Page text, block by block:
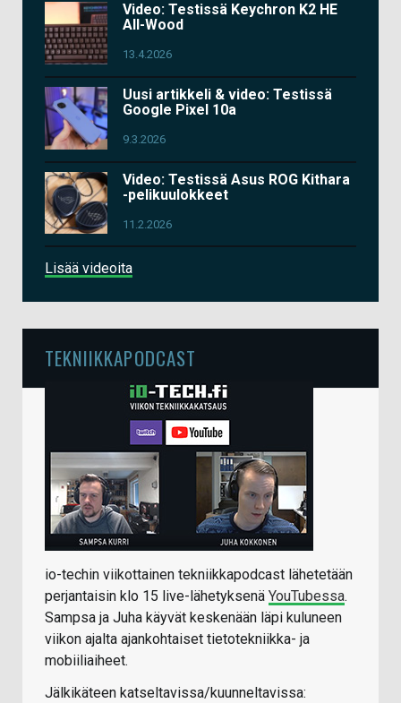
Video: Testissä Keychron K2 HE
All-Wood
13.4.2026
Uusi artikkeli & video: Testissä
Google Pixel 10a
9.3.2026
Video: Testissä Asus ROG Kithara
-pelikuulokkeet
11.2.2026
Lisää videoita
TEKNIIKKAPODCAST
io-techin viikottainen tekniikkapodcast lähetetään
perjantaisin klo 15 live-lähetyksenä YouTubessa.
Sampsa ja Juha käyvät keskenään läpi kuluneen
viikon ajalta ajankohtaiset tietotekniikka- ja
mobiiliaiheet.
Jälkikäteen katseltavissa/kuunneltavissa: